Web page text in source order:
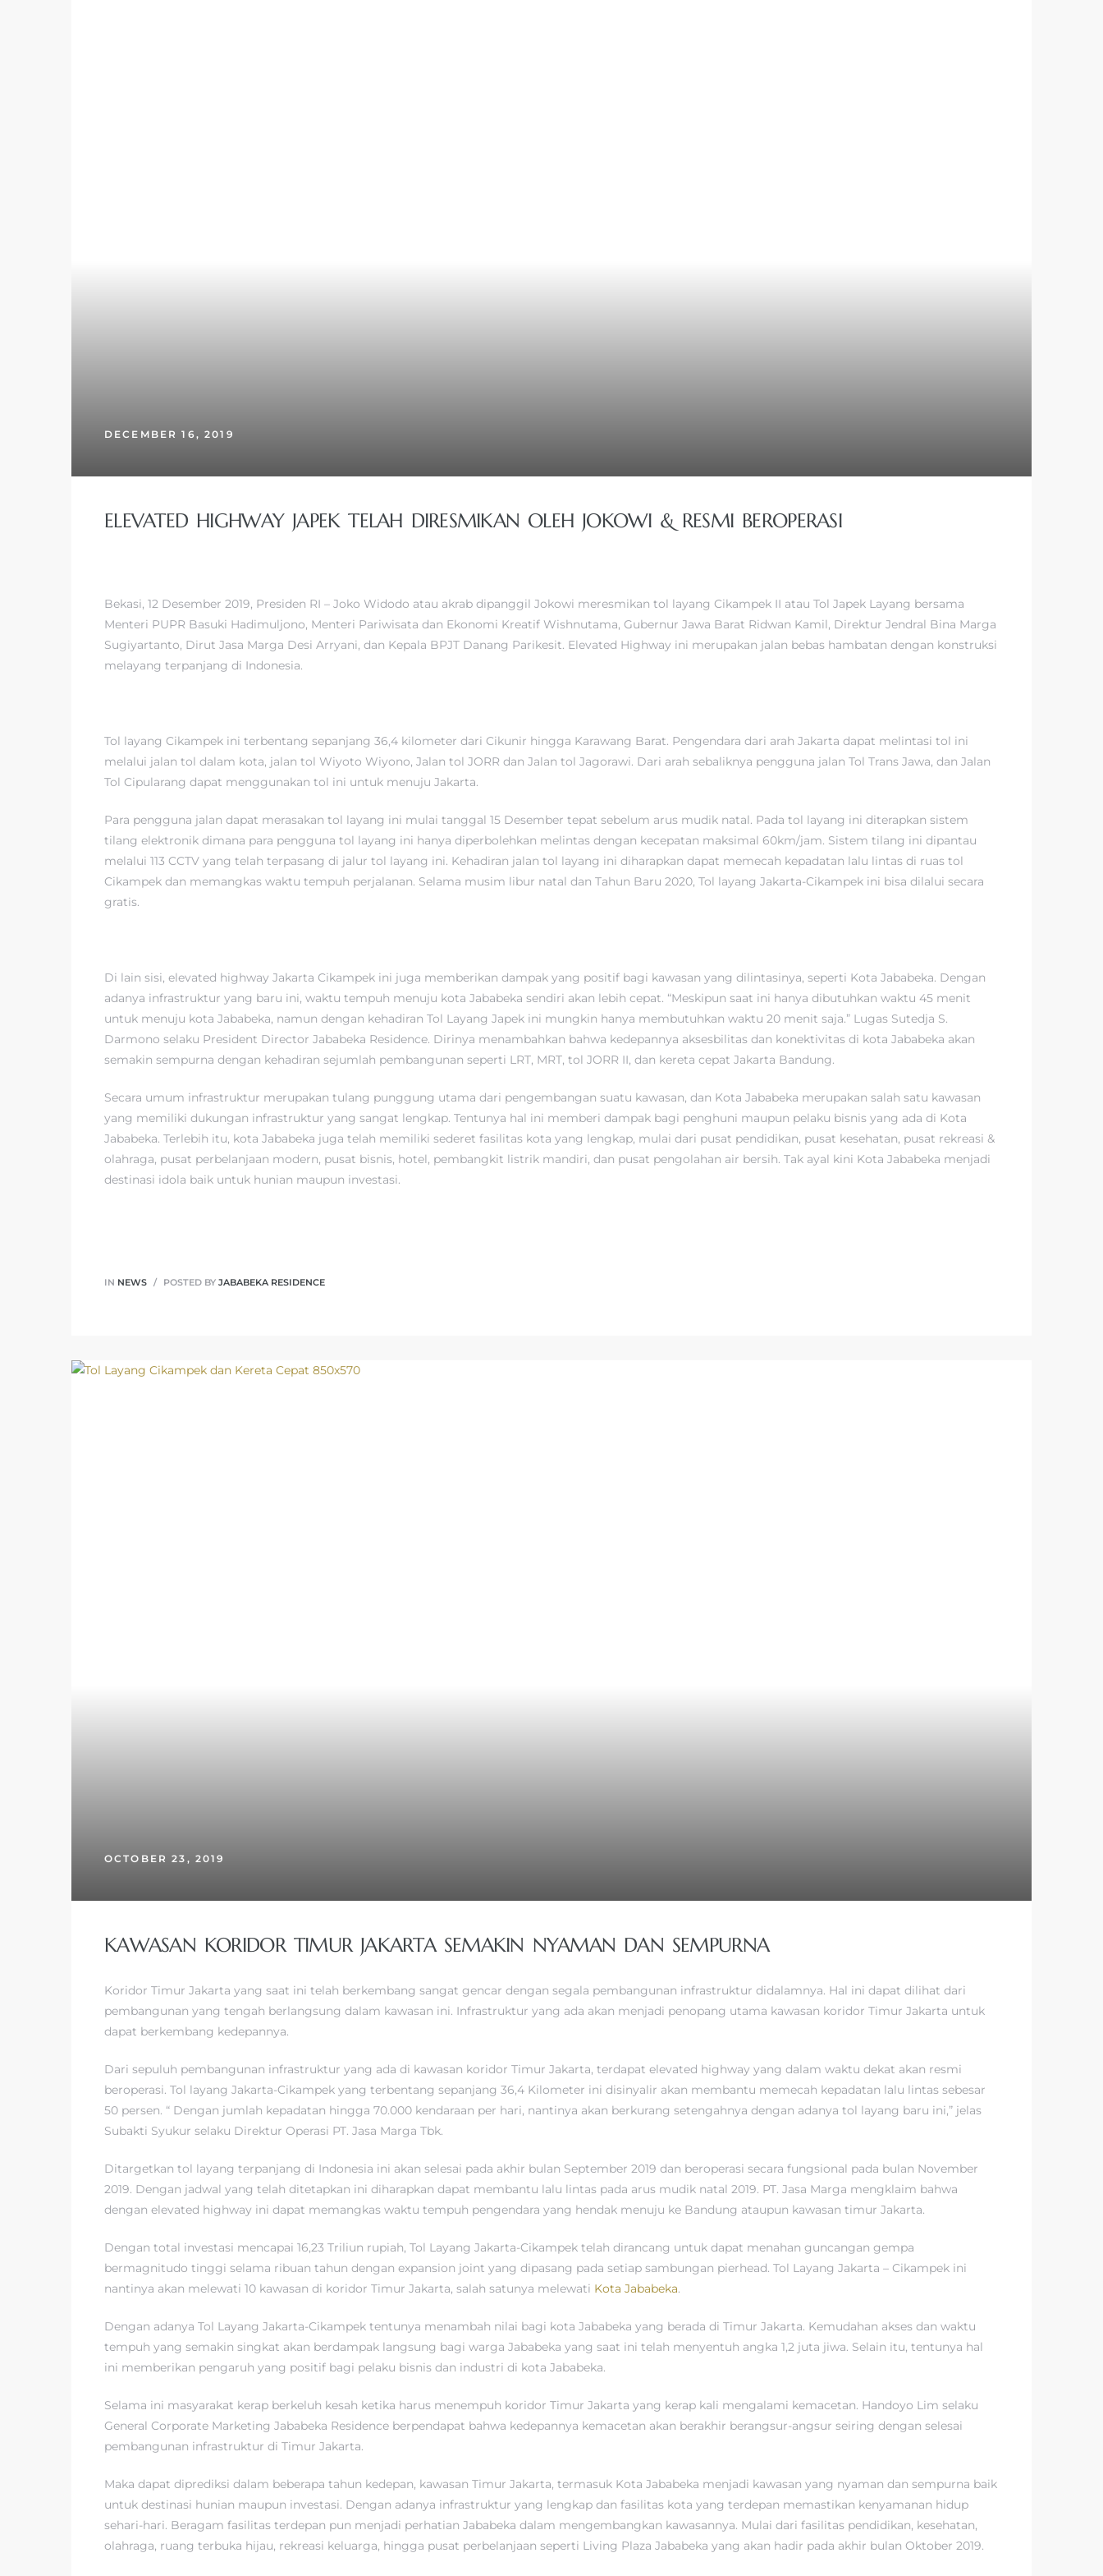
DECEMBER 16, 2019
ELEVATED HIGHWAY JAPEK TELAH DIRESMIKAN OLEH JOKOWI & RESMI BEROPERASI
Bekasi, 12 Desember 2019, Presiden RI – Joko Widodo atau akrab dipanggil Jokowi meresmikan tol layang Cikampek II atau Tol Japek Layang bersama
Menteri PUPR Basuki Hadimuljono, Menteri Pariwisata dan Ekonomi Kreatif Wishnutama, Gubernur Jawa Barat Ridwan Kamil, Direktur Jendral Bina Marga
Sugiyartanto, Dirut Jasa Marga Desi Arryani, dan Kepala BPJT Danang Parikesit. Elevated Highway ini merupakan jalan bebas hambatan dengan konstruksi
melayang terpanjang di Indonesia.
Tol layang Cikampek ini terbentang sepanjang 36,4 kilometer dari Cikunir hingga Karawang Barat. Pengendara dari arah Jakarta dapat melintasi tol ini
melalui jalan tol dalam kota, jalan tol Wiyoto Wiyono, Jalan tol JORR dan Jalan tol Jagorawi. Dari arah sebaliknya pengguna jalan Tol Trans Jawa, dan Jalan
Tol Cipularang dapat menggunakan tol ini untuk menuju Jakarta.
Para pengguna jalan dapat merasakan tol layang ini mulai tanggal 15 Desember tepat sebelum arus mudik natal. Pada tol layang ini diterapkan sistem
tilang elektronik dimana para pengguna tol layang ini hanya diperbolehkan melintas dengan kecepatan maksimal 60km/jam. Sistem tilang ini dipantau
melalui 113 CCTV yang telah terpasang di jalur tol layang ini. Kehadiran jalan tol layang ini diharapkan dapat memecah kepadatan lalu lintas di ruas tol
Cikampek dan memangkas waktu tempuh perjalanan. Selama musim libur natal dan Tahun Baru 2020, Tol layang Jakarta-Cikampek ini bisa dilalui secara
gratis.
Di lain sisi, elevated highway Jakarta Cikampek ini juga memberikan dampak yang positif bagi kawasan yang dilintasinya, seperti Kota Jababeka. Dengan
adanya infrastruktur yang baru ini, waktu tempuh menuju kota Jababeka sendiri akan lebih cepat. “Meskipun saat ini hanya dibutuhkan waktu 45 menit
untuk menuju kota Jababeka, namun dengan kehadiran Tol Layang Japek ini mungkin hanya membutuhkan waktu 20 menit saja.” Lugas Sutedja S.
Darmono selaku President Director Jababeka Residence. Dirinya menambahkan bahwa kedepannya aksesbilitas dan konektivitas di kota Jababeka akan
semakin sempurna dengan kehadiran sejumlah pembangunan seperti LRT, MRT, tol JORR II, dan kereta cepat Jakarta Bandung.
Secara umum infrastruktur merupakan tulang punggung utama dari pengembangan suatu kawasan, dan Kota Jababeka merupakan salah satu kawasan
yang memiliki dukungan infrastruktur yang sangat lengkap. Tentunya hal ini memberi dampak bagi penghuni maupun pelaku bisnis yang ada di Kota
Jababeka. Terlebih itu, kota Jababeka juga telah memiliki sederet fasilitas kota yang lengkap, mulai dari pusat pendidikan, pusat kesehatan, pusat rekreasi &
olahraga, pusat perbelanjaan modern, pusat bisnis, hotel, pembangkit listrik mandiri, dan pusat pengolahan air bersih. Tak ayal kini Kota Jababeka menjadi
destinasi idola baik untuk hunian maupun investasi.
IN NEWS POSTED BY JABABEKA RESIDENCE
OCTOBER 23, 2019
KAWASAN KORIDOR TIMUR JAKARTA SEMAKIN NYAMAN DAN SEMPURNA
Koridor Timur Jakarta yang saat ini telah berkembang sangat gencar dengan segala pembangunan infrastruktur didalamnya. Hal ini dapat dilihat dari
pembangunan yang tengah berlangsung dalam kawasan ini. Infrastruktur yang ada akan menjadi penopang utama kawasan koridor Timur Jakarta untuk
dapat berkembang kedepannya.
Dari sepuluh pembangunan infrastruktur yang ada di kawasan koridor Timur Jakarta, terdapat elevated highway yang dalam waktu dekat akan resmi
beroperasi. Tol layang Jakarta-Cikampek yang terbentang sepanjang 36,4 Kilometer ini disinyalir akan membantu memecah kepadatan lalu lintas sebesar
50 persen. “ Dengan jumlah kepadatan hingga 70.000 kendaraan per hari, nantinya akan berkurang setengahnya dengan adanya tol layang baru ini,” jelas
Subakti Syukur selaku Direktur Operasi PT. Jasa Marga Tbk.
Ditargetkan tol layang terpanjang di Indonesia ini akan selesai pada akhir bulan September 2019 dan beroperasi secara fungsional pada bulan November
2019. Dengan jadwal yang telah ditetapkan ini diharapkan dapat membantu lalu lintas pada arus mudik natal 2019. PT. Jasa Marga mengklaim bahwa
dengan elevated highway ini dapat memangkas waktu tempuh pengendara yang hendak menuju ke Bandung ataupun kawasan timur Jakarta.
Dengan total investasi mencapai 16,23 Triliun rupiah, Tol Layang Jakarta-Cikampek telah dirancang untuk dapat menahan guncangan gempa
bermagnitudo tinggi selama ribuan tahun dengan expansion joint yang dipasang pada setiap sambungan pierhead. Tol Layang Jakarta – Cikampek ini
nantinya akan melewati 10 kawasan di koridor Timur Jakarta, salah satunya melewati Kota Jababeka.
Dengan adanya Tol Layang Jakarta-Cikampek tentunya menambah nilai bagi kota Jababeka yang berada di Timur Jakarta. Kemudahan akses dan waktu
tempuh yang semakin singkat akan berdampak langsung bagi warga Jababeka yang saat ini telah menyentuh angka 1,2 juta jiwa. Selain itu, tentunya hal
ini memberikan pengaruh yang positif bagi pelaku bisnis dan industri di kota Jababeka.
Selama ini masyarakat kerap berkeluh kesah ketika harus menempuh koridor Timur Jakarta yang kerap kali mengalami kemacetan. Handoyo Lim selaku
General Corporate Marketing Jababeka Residence berpendapat bahwa kedepannya kemacetan akan berakhir berangsur-angsur seiring dengan selesai
pembangunan infrastruktur di Timur Jakarta.
Maka dapat diprediksi dalam beberapa tahun kedepan, kawasan Timur Jakarta, termasuk Kota Jababeka menjadi kawasan yang nyaman dan sempurna baik
untuk destinasi hunian maupun investasi. Dengan adanya infrastruktur yang lengkap dan fasilitas kota yang terdepan memastikan kenyamanan hidup
sehari-hari. Beragam fasilitas terdepan pun menjadi perhatian Jababeka dalam mengembangkan kawasannya. Mulai dari fasilitas pendidikan, kesehatan,
olahraga, ruang terbuka hijau, rekreasi keluarga, hingga pusat perbelanjaan seperti Living Plaza Jababeka yang akan hadir pada akhir bulan Oktober 2019.